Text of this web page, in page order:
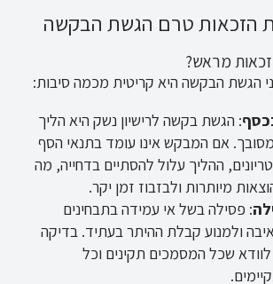
הזכאות טרם הגשת הבקשה
מראש?
הגשת הבקשה היא קריטית מכמה סיבות:
: הגשת בקשה לרישיון נשק היא הליך
אם המבקש אינו עומד בתנאי הסף
ההליך עלול להסתיים בדחייה, מה
מיותרות ולבזבוז זמן יקר.
: פסילה בשל אי עמידה בתבחינים
ולמנוע קבלת ההיתר בעתיד. בדיקה
שכל המסמכים תקינים וכל